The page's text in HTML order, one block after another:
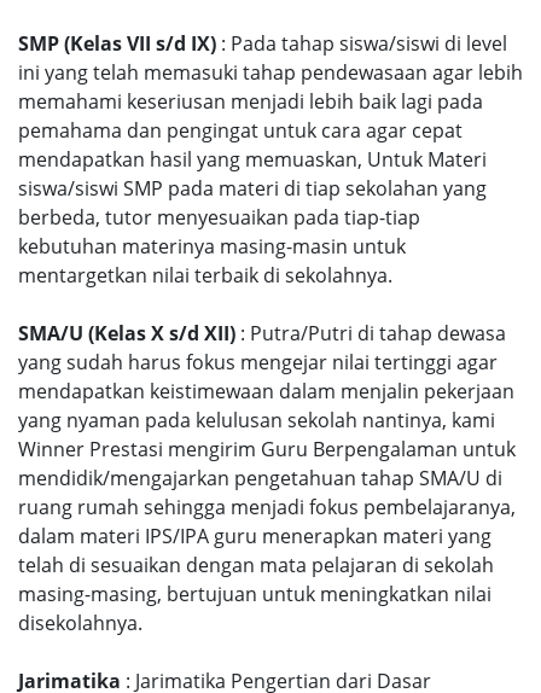
SMP (Kelas VII s/d IX) : Pada tahap siswa/siswi di level
ini yang telah memasuki tahap pendewasaan agar lebih
memahami keseriusan menjadi lebih baik lagi pada
pemahama dan pengingat untuk cara agar cepat
mendapatkan hasil yang memuaskan, Untuk Materi
siswa/siswi SMP pada materi di tiap sekolahan yang
berbeda, tutor menyesuaikan pada tiap-tiap
kebutuhan materinya masing-masin untuk
mentargetkan nilai terbaik di sekolahnya.
SMA/U (Kelas X s/d XII) : Putra/Putri di tahap dewasa
yang sudah harus fokus mengejar nilai tertinggi agar
mendapatkan keistimewaan dalam menjalin pekerjaan
yang nyaman pada kelulusan sekolah nantinya, kami
Winner Prestasi mengirim Guru Berpengalaman untuk
mendidik/mengajarkan pengetahuan tahap SMA/U di
ruang rumah sehingga menjadi fokus pembelajaranya,
dalam materi IPS/IPA guru menerapkan materi yang
telah di sesuaikan dengan mata pelajaran di sekolah
masing-masing, bertujuan untuk meningkatkan nilai
disekolahnya.
Jarimatika : Jarimatika Pengertian dari Dasar